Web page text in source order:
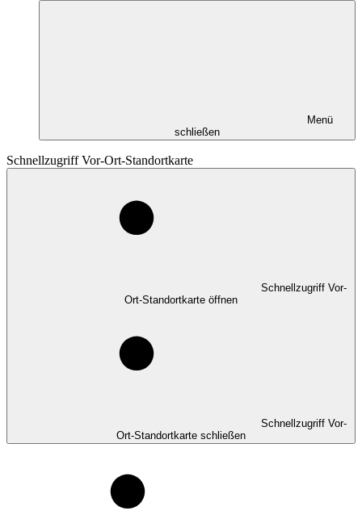
Menü
schließen
Schnellzugriff Vor-Ort-Standortkarte
Schnellzugriff Vor-
Ort-Standortkarte öffnen
Schnellzugriff Vor-
Ort-Standortkarte schließen